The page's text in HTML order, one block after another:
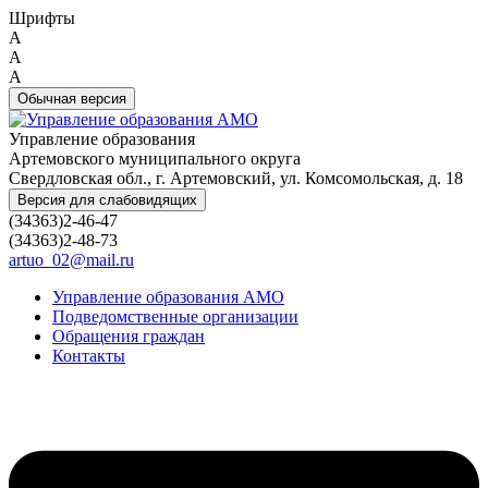
Шрифты
A
A
A
Обычная версия
Управление образования
Артемовского муниципального округа
Свердловская обл., г. Артемовский, ул. Комсомольская, д. 18
Версия для слабовидящих
(34363)2-46-47
(34363)2-48-73
artuo_02@mail.ru
Управление образования АМО
Подведомственные организации
Обращения граждан
Контакты